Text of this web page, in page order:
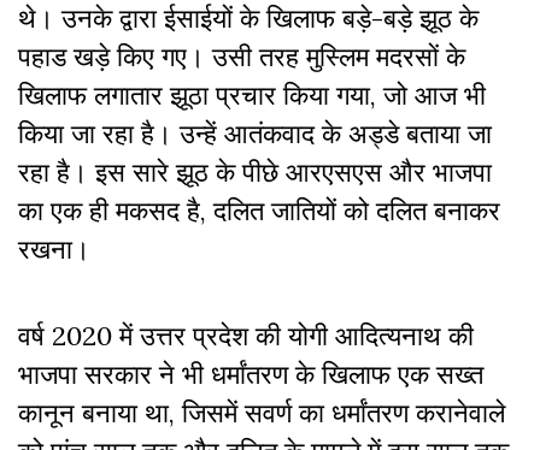
थे। उनके द्वारा ईसाईयों के खिलाफ बड़े-बड़े झूठ के
पहाड खड़े किए गए। उसी तरह मुस्लिम मदरसों के
खिलाफ लगातार झूठा प्रचार किया गया, जो आज भी
किया जा रहा है। उन्हें आतंकवाद के अड्डे बताया जा
रहा है। इस सारे झूठ के पीछे आरएसएस और भाजपा
का एक ही मकसद है, दलित जातियों को दलित बनाकर
रखना।
वर्ष 2020 में उत्तर प्रदेश की योगी आदित्यनाथ की
भाजपा सरकार ने भी धर्मांतरण के खिलाफ एक सख्त
कानून बनाया था, जिसमें सवर्ण का धर्मांतरण करानेवाले